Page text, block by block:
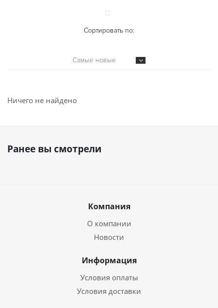
Сортировать по:
Самые новые
Ничего не найдено
Ранее вы смотрели
Компания
О компании
Новости
Информация
Условия оплаты
Условия доставки